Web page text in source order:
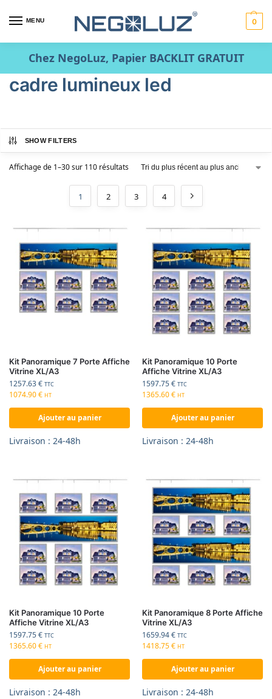
MENU 0
Chez NegoLuz, Papier BACKLIT GRATUIT
cadre lumineux led
SHOW FILTERS
Affichage de 1–30 sur 110 résultats
1 2 3 4
Kit Panoramique 7 Porte Affiche
Vitrine XL/A3
1257.63€ TTC
1074.90€ HT
Ajouter au panier
Livraison : 24-48h
Kit Panoramique 10 Porte
Affiche Vitrine XL/A3
1597.75€ TTC
1365.60€ HT
Ajouter au panier
Livraison : 24-48h
Kit Panoramique 10 Porte
Affiche Vitrine XL/A3
1597.75€ TTC
1365.60€ HT
Ajouter au panier
Livraison : 24-48h
Kit Panoramique 8 Porte Affiche
Vitrine XL/A3
1659.94€ TTC
1418.75€ HT
Ajouter au panier
Livraison : 24-48h